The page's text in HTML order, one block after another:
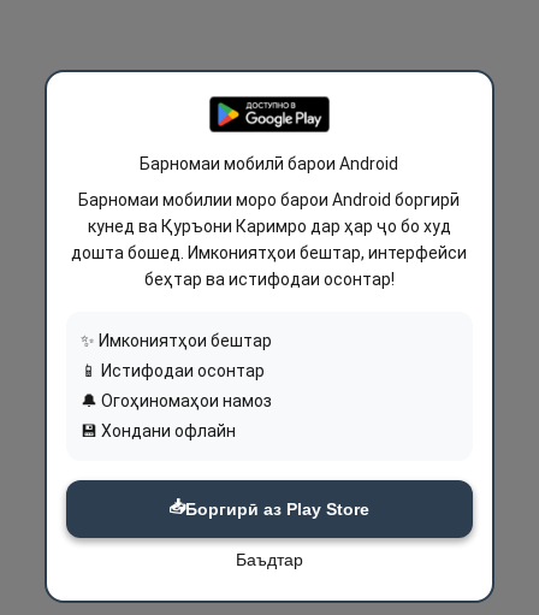
Барномаи мобилӣ барои Android
Барномаи мобилии моро барои Android боргирӣ
кунед ва Қуръони Каримро дар ҳар ҷо бо худ
дошта бошед. Имкониятҳои бештар, интерфейси
беҳтар ва истифодаи осонтар!
✨ Имкониятҳои бештар
📱 Истифодаи осонтар
🔔 Огоҳиномаҳои намоз
💾 Хондани офлайн
📥Боргирӣ аз Play Store
Баъдтар